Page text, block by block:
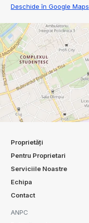
Deschide în Google Maps
Proprietăți
Pentru Proprietari
Serviciile Noastre
Echipa
Contact
ANPC